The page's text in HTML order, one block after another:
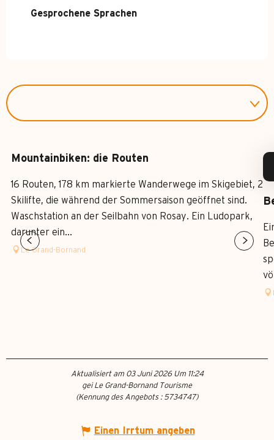
Gesprochene Sprachen
Gesprochene Sprachen
Mountainbiken: die Routen
16 Routen, 178 km markierte Wanderwege im Skigebiet, 2
Skilifte, die während der Sommersaison geöffnet sind.
Waschstation an der Seilbahn von Rosay. Ein Ludopark,
darunter ein...
Le Grand-Bornand
Aktualisiert am 03 Juni 2026 Um 11:24
gei Le Grand-Bornand Tourisme
(Kennung des Angebots : 5734747)
Einen Irrtum angeben